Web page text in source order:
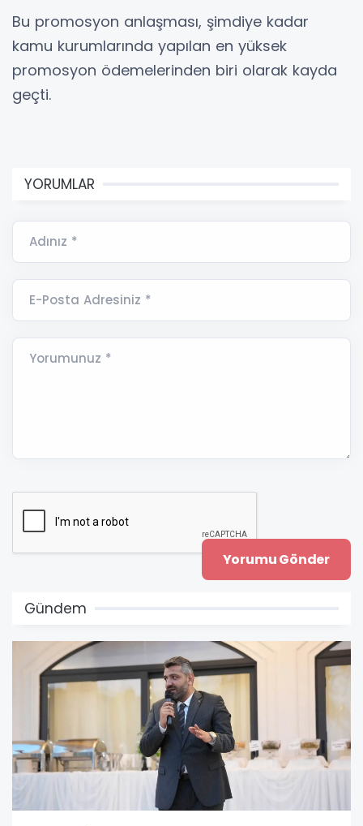
Bu promosyon anlaşması, şimdiye kadar
kamu kurumlarında yapılan en yüksek
promosyon ödemelerinden biri olarak kayda
geçti.
YORUMLAR
Adınız *
E-Posta Adresiniz *
Yorumunuz *
Gündem